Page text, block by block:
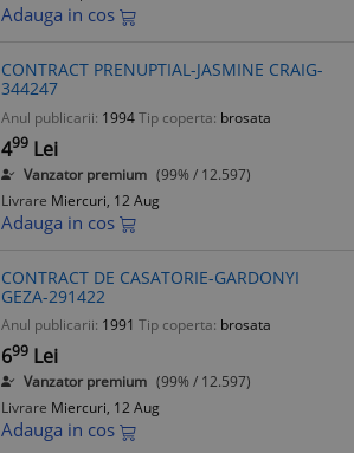
Adauga in cos
CONTRACT PRENUPTIAL-JASMINE CRAIG-
344247
Anul publicarii: 1994Tip coperta: brosata
499 Lei
Vanzator premium (99% / 12.597)
Livrare Miercuri, 12 Aug
Adauga in cos
CONTRACT DE CASATORIE-GARDONYI
GEZA-291422
Anul publicarii: 1991 Tip coperta: brosata
699 Lei
Vanzator premium (99% / 12.597)
Livrare Miercuri, 12 Aug
Adauga in cos